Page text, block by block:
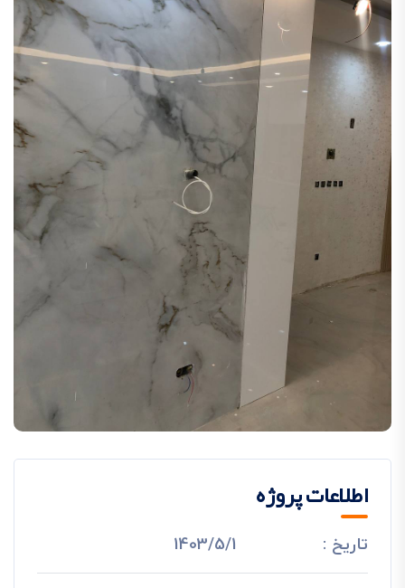
اطلاعات پروژه
تاریخ : 1403/5/1